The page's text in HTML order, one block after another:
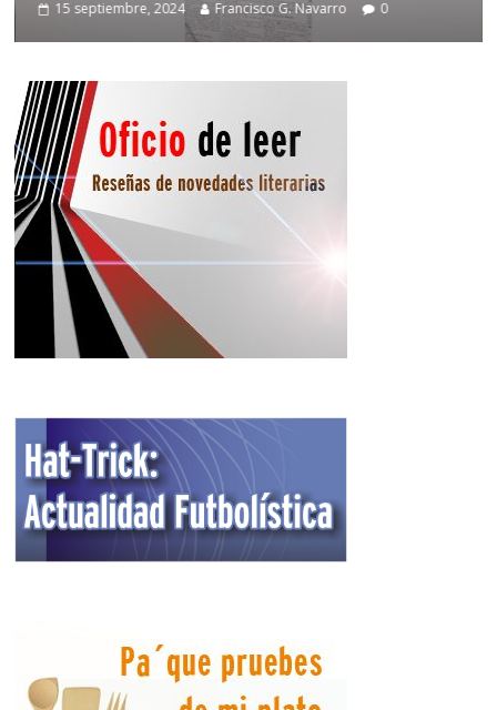
15 septiembre, 2024 Francisco G. Navarro 0